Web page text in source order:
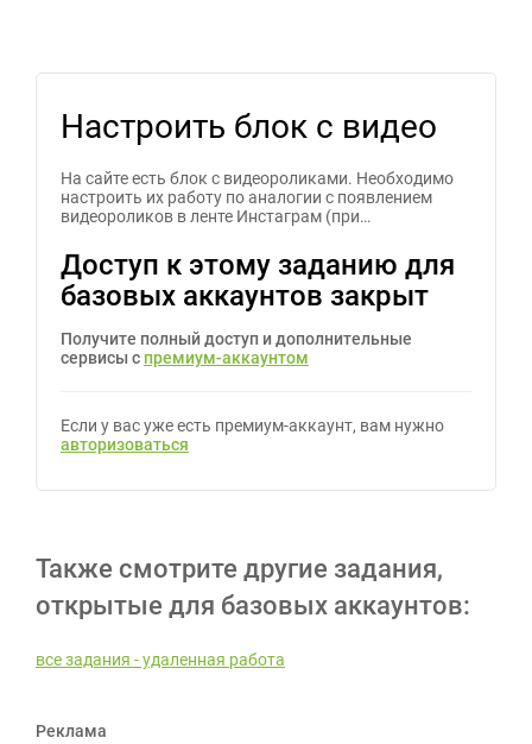
Настроить блок с видео
На сайте есть блок с видеороликами. Необходимо
настроить их работу по аналогии с появлением
видеороликов в ленте Инстаграм (при…
Доступ к этому заданию для
базовых аккаунтов закрыт
Получите полный доступ и дополнительные
сервисы с премиум-аккаунтом
Если у вас уже есть премиум-аккаунт, вам нужно
авторизоваться
Также смотрите другие задания,
открытые для базовых аккаунтов:
все задания - удаленная работа
Реклама